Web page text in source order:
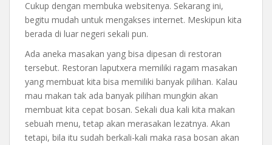
Cukup dengan membuka websitenya. Sekarang ini,
begitu mudah untuk mengakses internet. Meskipun kita
berada di luar negeri sekali pun.
Ada aneka masakan yang bisa dipesan di restoran
tersebut. Restoran laputxera memiliki ragam masakan
yang membuat kita bisa memiliki banyak pilihan. Kalau
mau makan tak ada banyak pilihan mungkin akan
membuat kita cepat bosan. Sekali dua kali kita makan
sebuah menu, tetap akan merasakan lezatnya. Akan
tetapi, bila itu sudah berkali-kali maka rasa bosan akan